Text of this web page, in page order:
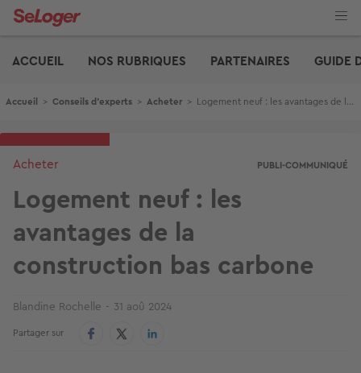
Aller
ACCUEIL
NOS RUBRIQUES PARTENAIRES GUIDE
Fil d'Ariane
Accueil > Conseils d'experts > Acheter > Logement neuf : les avantages de la construction bas carbone
PUBLI-COMMUNIQUÉ
Acheter
Logement neuf : les
avantages de la
construction bas carbone
Blandine Rochelle 31 aoû 2024
Partager sur